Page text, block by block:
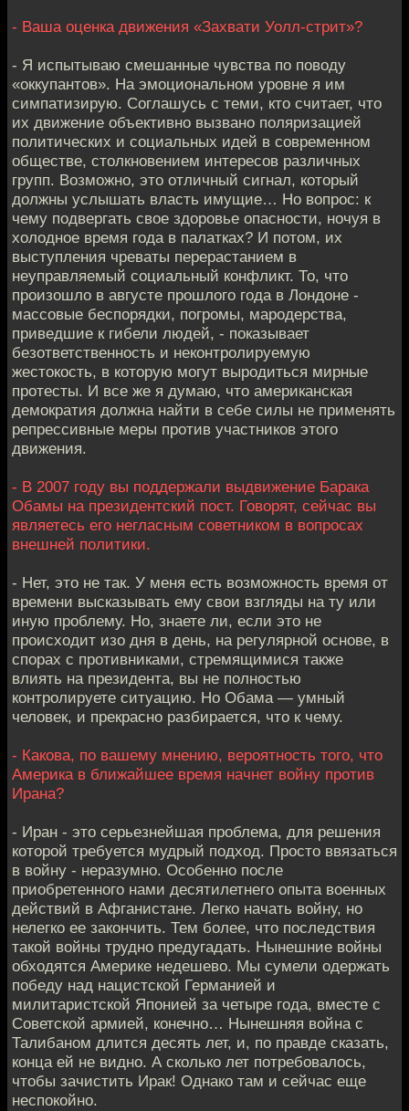
- Ваша оценка движения «Захвати Уолл-стрит»?
- Я испытываю смешанные чувства по поводу
«оккупантов». На эмоциональном уровне я им
симпатизирую. Соглашусь с теми, кто считает, что
их движение объективно вызвано поляризацией
политических и социальных идей в современном
обществе, столкновением интересов различных
групп. Возможно, это отличный сигнал, который
должны услышать власть имущие… Но вопрос: к
чему подвергать свое здоровье опасности, ночуя в
холодное время года в палатках? И потом, их
выступления чреваты перерастанием в
неуправляемый социальный конфликт. То, что
произошло в августе прошлого года в Лондоне -
массовые беспорядки, погромы, мародерства,
приведшие к гибели людей, - показывает
безответственность и неконтролируемую
жестокость, в которую могут выродиться мирные
протесты. И все же я думаю, что американская
демократия должна найти в себе силы не применять
репрессивные меры против участников этого
движения.
- В 2007 году вы поддержали выдвижение Барака
Обамы на президентский пост. Говорят, сейчас вы
являетесь его негласным советником в вопросах
внешней политики.
- Нет, это не так. У меня есть возможность время от
времени высказывать ему свои взгляды на ту или
иную проблему. Но, знаете ли, если это не
происходит изо дня в день, на регулярной основе, в
спорах с противниками, стремящимися также
влиять на президента, вы не полностью
контролируете ситуацию. Но Обама — умный
человек, и прекрасно разбирается, что к чему.
- Какова, по вашему мнению, вероятность того, что
Америка в ближайшее время начнет войну против
Ирана?
- Иран - это серьезнейшая проблема, для решения
которой требуется мудрый подход. Просто ввязаться
в войну - неразумно. Особенно после
приобретенного нами десятилетнего опыта военных
действий в Афганистане. Легко начать войну, но
нелегко ее закончить. Тем более, что последствия
такой войны трудно предугадать. Нынешние войны
обходятся Америке недешево. Мы сумели одержать
победу над нацистской Германией и
милитаристской Японией за четыре года, вместе с
Советской армией, конечно… Нынешняя война с
Талибаном длится десять лет, и, по правде сказать,
конца ей не видно. А сколько лет потребовалось,
чтобы зачистить Ирак! Однако там и сейчас еще
неспокойно.